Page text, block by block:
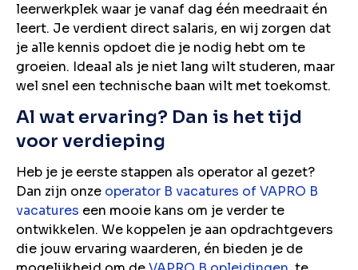
leerwerkplek waar je vanaf dag één meedraait én
leert. Je verdient direct salaris, en wij zorgen dat
je alle kennis opdoet die je nodig hebt om te
groeien. Ideaal als je niet lang wilt studeren, maar
wel snel een technische baan wilt met toekomst.
Al wat ervaring? Dan is het tijd
voor verdieping
Heb je je eerste stappen als operator al gezet?
Dan zijn onze operator B vacatures of VAPRO B
vacatures een mooie kans om je verder te
ontwikkelen. We koppelen je aan opdrachtgevers
die jouw ervaring waarderen, én bieden je de